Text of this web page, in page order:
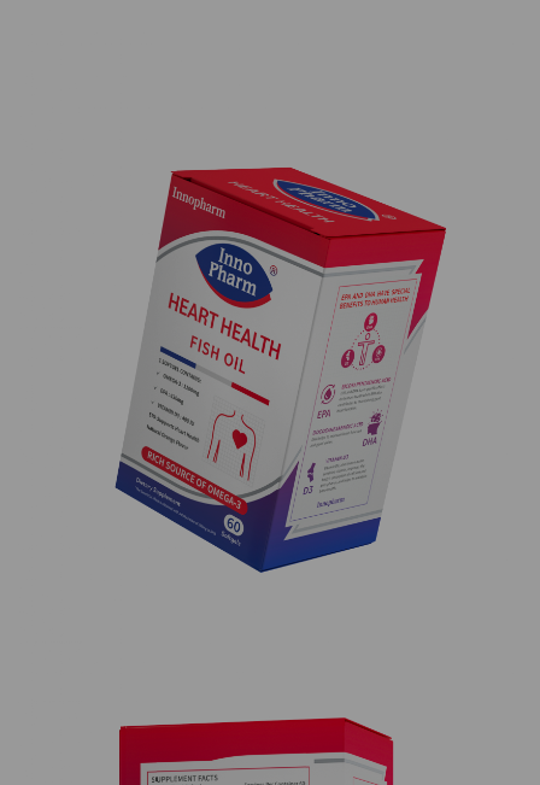
(到期日2027年2月)
此商品最多可加購1件
HKD$85
HKD$145
加入購物車